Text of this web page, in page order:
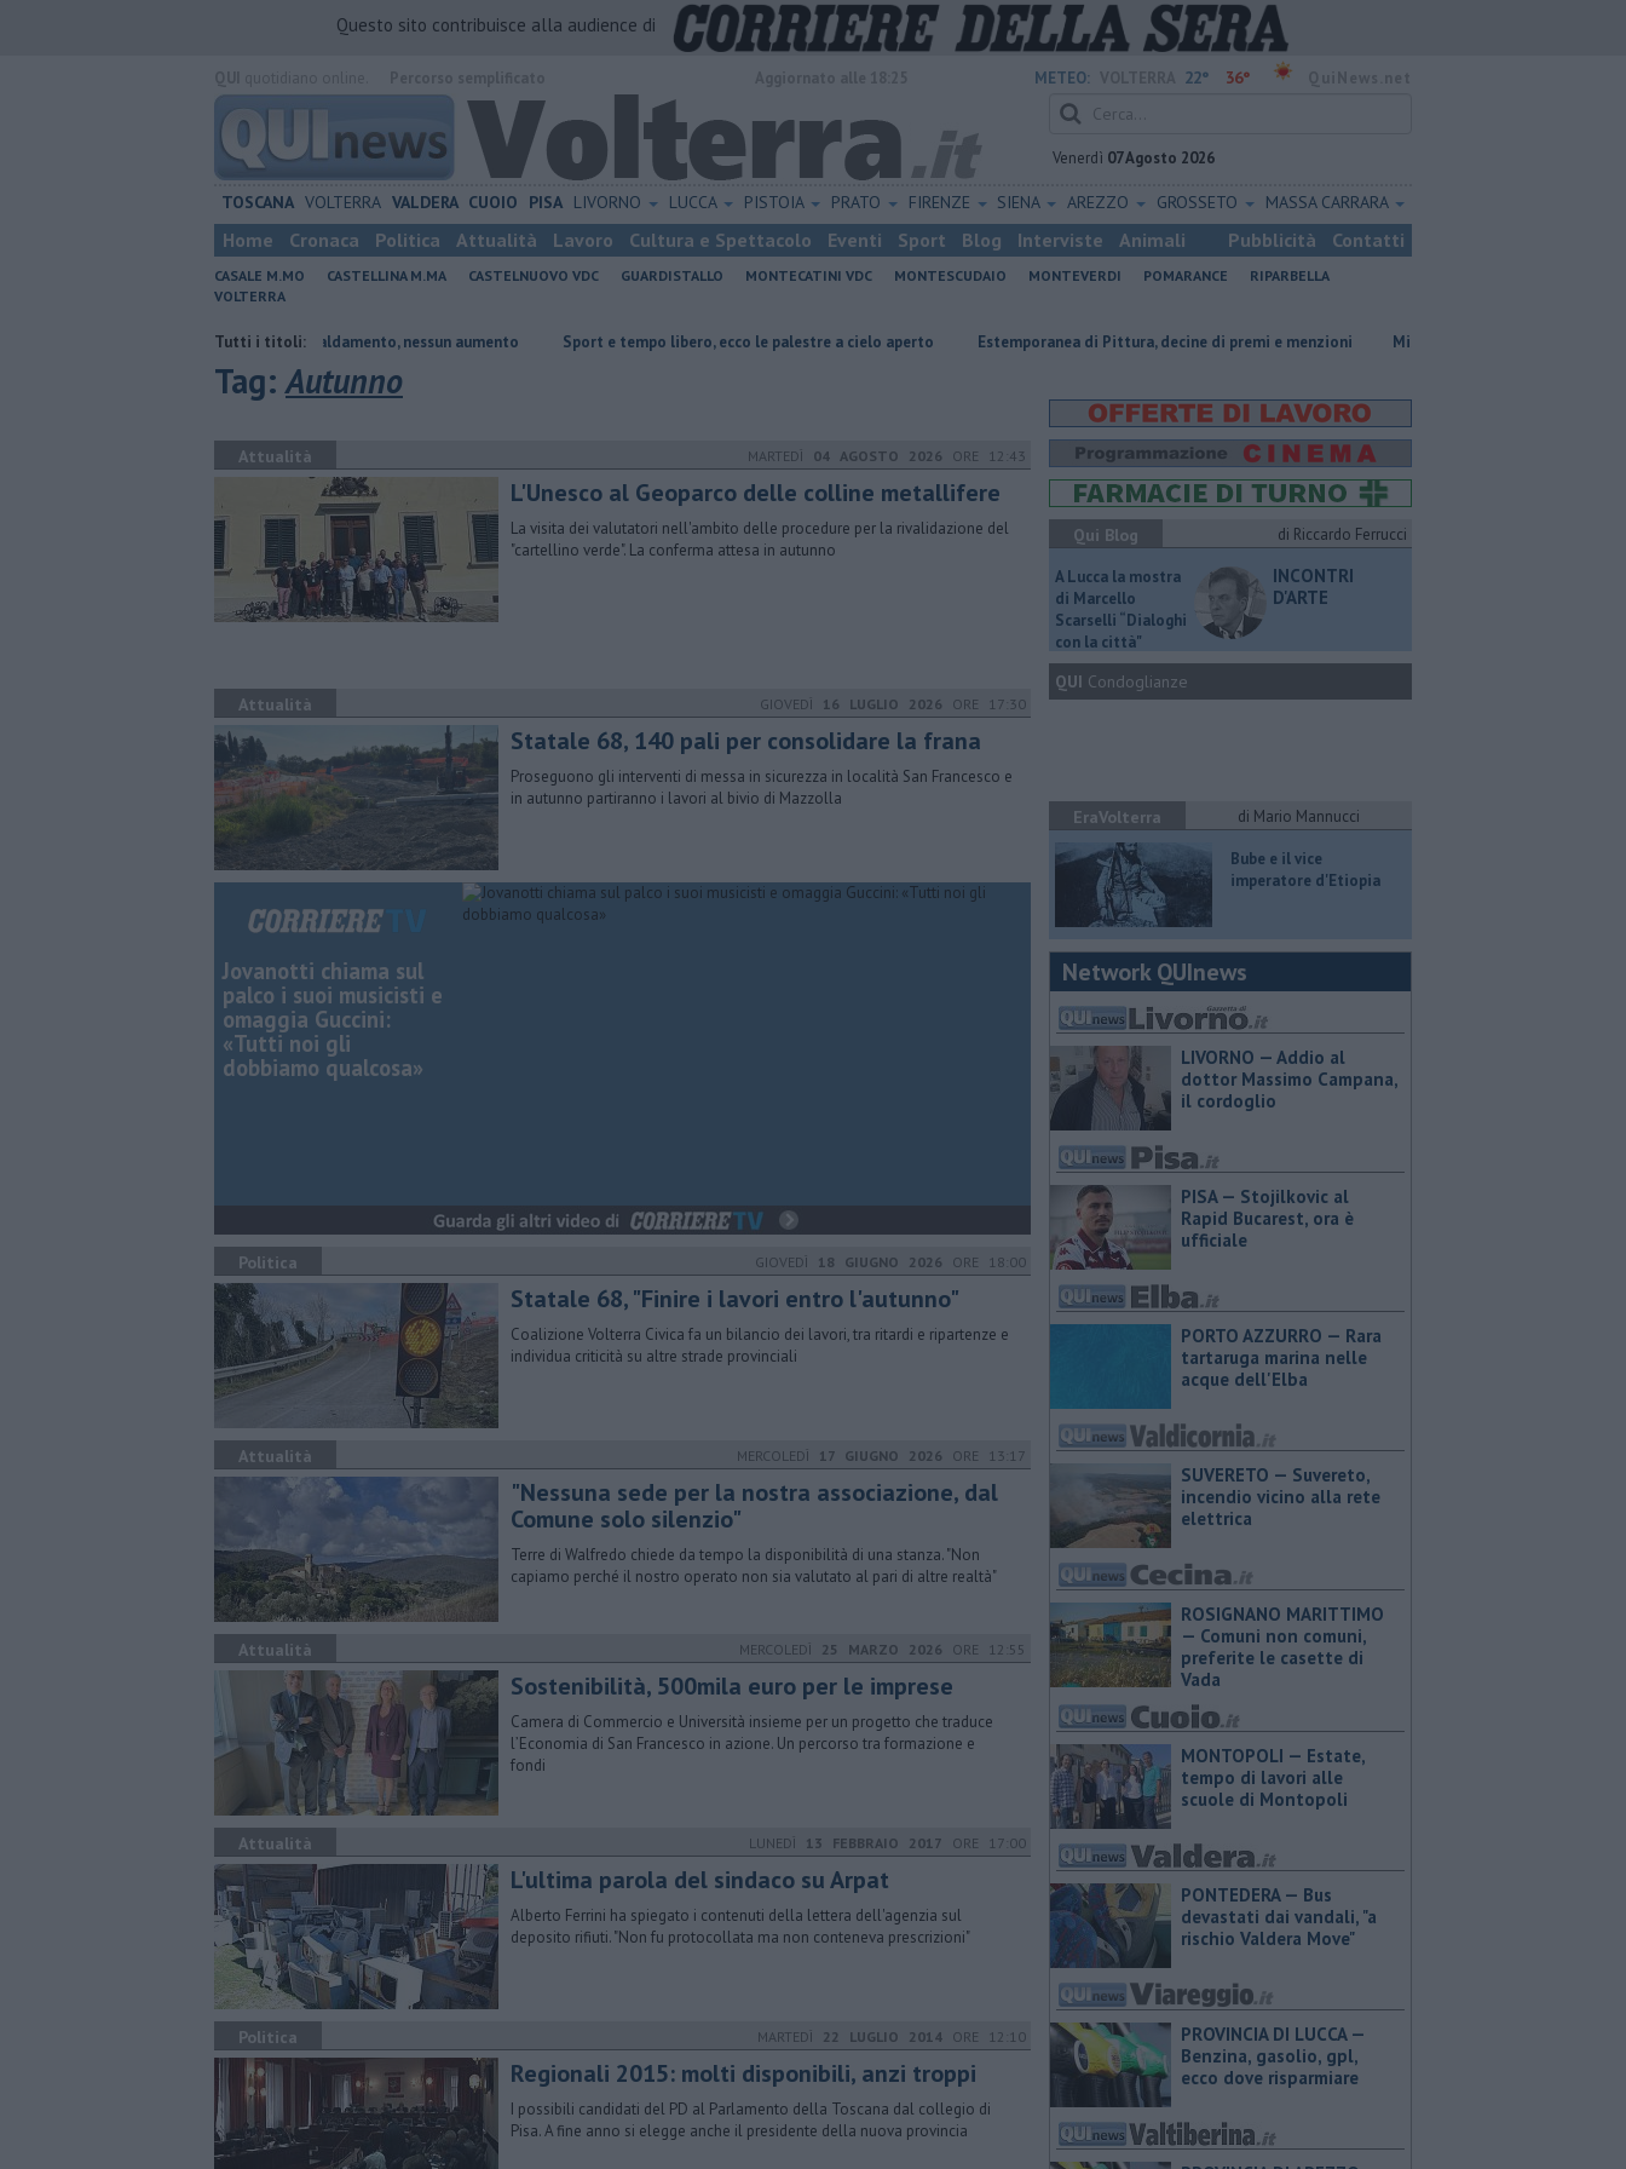
Questo sito contribuisce alla audience di
METEO: 22° 36°
Venerdì 07 Agosto 2026
TOSCANA VOLTERRA VALDERA CUOIO PISA LIVORNO LUCCA PISTOIA PRATO FIRENZE SIENA AREZZO GROSSETO MASSA CARRARA
Home Cronaca Politica Attualità Lavoro Cultura e Spettacolo Eventi Sport Blog Interviste Animali Pubblicità Contatti
CASALE M.MO CASTELLINA M.MA CASTELNUOVO VDC GUARDISTALLO MONTECATINI VDC MONTESCUDAIO MONTEVERDI POMARANCE
RIPARBELLA
VOLTERRA
Tutti i titoli:
Tariffe del teleriscaldamento, nessun aumento Sport e tempo libero, ecco le palestre a cielo aperto Estemporanea di Pittura, decine di premi e menzioni Misericordie Pisane, Novi confermato presidente
Tag:Autunno
Attualità MARTEDÌ 04 AGOSTO 2026 ORE 12:43
L'Unesco al Geoparco delle colline metallifere
La visita dei valutatori nell'ambito delle procedure per la rivalidazione del
"cartellino verde". La conferma attesa in autunno
Attualità GIOVEDÌ 16 LUGLIO 2026 ORE 17:30
Statale 68, 140 pali per consolidare la frana
Proseguono gli interventi di messa in sicurezza in località San Francesco e
in autunno partiranno i lavori al bivio di Mazzolla
Jovanotti chiama sul
palco i suoi musicisti e
omaggia Guccini:
«Tutti noi gli
dobbiamo qualcosa»
Politica GIOVEDÌ 18 GIUGNO 2026 ORE 18:00
Statale 68, "Finire i lavori entro l'autunno"
Coalizione Volterra Civica fa un bilancio dei lavori, tra ritardi e ripartenze e
individua criticità su altre strade provinciali
Attualità MERCOLEDÌ 17 GIUGNO 2026 ORE 13:17
"Nessuna sede per la nostra associazione, dal
Comune solo silenzio"
Terre di Walfredo chiede da tempo la disponibilità di una stanza. "Non
capiamo perché il nostro operato non sia valutato al pari di altre realtà"
Attualità MERCOLEDÌ 25 MARZO 2026 ORE 12:55
Sostenibilità, 500mila euro per le imprese
Camera di Commercio e Università insieme per un progetto che traduce
l’Economia di San Francesco in azione. Un percorso tra formazione e
fondi
Attualità LUNEDÌ 13 FEBBRAIO 2017 ORE 17:00
L'ultima parola del sindaco su Arpat
Alberto Ferrini ha spiegato i contenuti della lettera dell'agenzia sul
deposito rifiuti. "Non fu protocollata ma non conteneva prescrizioni"
Politica MARTEDÌ 22 LUGLIO 2014 ORE 12:10
Regionali 2015: molti disponibili, anzi troppi
I possibili candidati del PD al Parlamento della Toscana dal collegio di
Pisa. A fine anno si elegge anche il presidente della nuova provincia
Qui Blog di Riccardo Ferrucci
A Lucca la mostra
di Marcello
Scarselli “Dialoghi
con la città"
INCONTRI
D'ARTE
QUI Condoglianze
EraVolterra di Mario Mannucci
​Bube e il vice
imperatore d'Etiopia
Network QUInews
LIVORNO — Addio al
dottor Massimo Campana,
il cordoglio
PISA — Stojilkovic al
Rapid Bucarest, ora è
ufficiale
PORTO AZZURRO — Rara
tartaruga marina nelle
acque dell'Elba
SUVERETO — Suvereto,
incendio vicino alla rete
elettrica
ROSIGNANO MARITTIMO
— Comuni non comuni,
preferite le casette di
Vada
MONTOPOLI — Estate,
tempo di lavori alle
scuole di Montopoli
PONTEDERA — Bus
devastati dai vandali, "a
rischio Valdera Move"
PROVINCIA DI LUCCA — ​
Benzina, gasolio, gpl,
ecco dove risparmiare